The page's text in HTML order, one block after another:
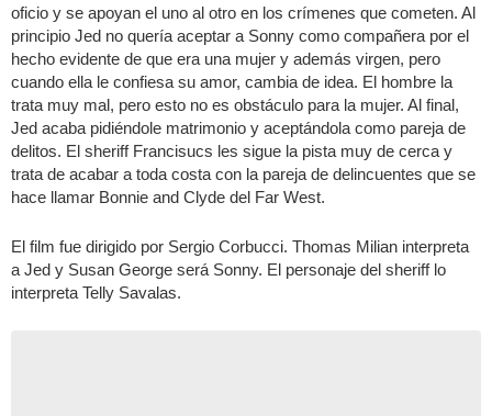
oficio y se apoyan el uno al otro en los crímenes que cometen. Al
principio Jed no quería aceptar a Sonny como compañera por el
hecho evidente de que era una mujer y además virgen, pero
cuando ella le confiesa su amor, cambia de idea. El hombre la
trata muy mal, pero esto no es obstáculo para la mujer. Al final,
Jed acaba pidiéndole matrimonio y aceptándola como pareja de
delitos. El sheriff Francisucs les sigue la pista muy de cerca y
trata de acabar a toda costa con la pareja de delincuentes que se
hace llamar Bonnie and Clyde del Far West.
El film fue dirigido por Sergio Corbucci. Thomas Milian interpreta
a Jed y Susan George será Sonny. El personaje del sheriff lo
interpreta Telly Savalas.